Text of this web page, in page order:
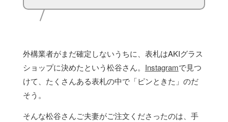
外構業者がまだ確定しないうちに、表札はAKIグラス
ショップに決めたという松谷さん。 Instagramで見つ
けて、たくさんある表札の中で「ピンときた」のだ
そう。
そんな松谷さんご夫妻がご注文くださったのは、手